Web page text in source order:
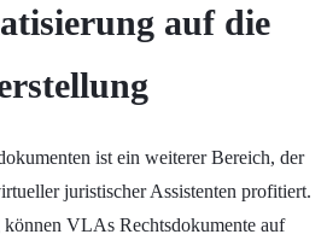
auf die
ist ein weiterer Bereich, der
juristischer Assistenten profitiert.
VLAs Rechtsdokumente auf